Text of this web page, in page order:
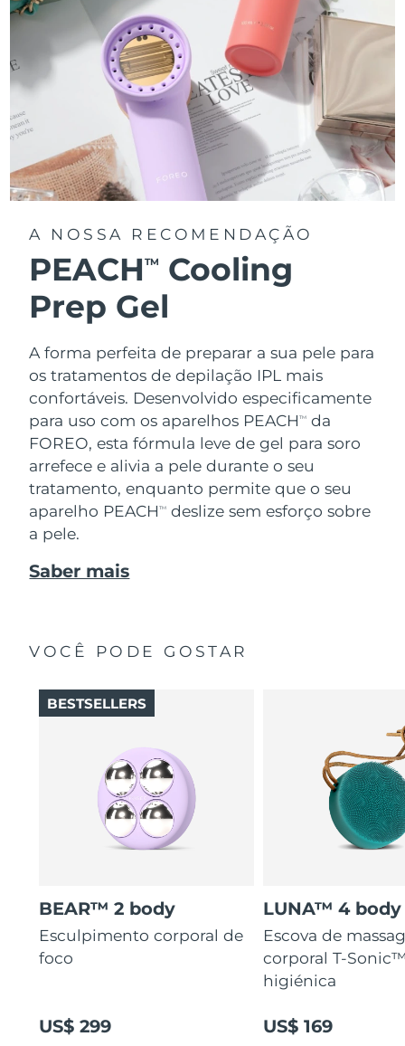
A NOSSA RECOMENDAÇÃO
PEACHTM
Cooling
Prep Gel
A forma perfeita de preparar a sua pele para
os tratamentos de depilação IPL mais
confortáveis. Desenvolvido especificamente
para uso com os aparelhos PEACHTM
da
FOREO, esta fórmula leve de gel para soro
arrefece e alivia a pele durante o seu
tratamento, enquanto permite que o seu
aparelho PEACHTM
deslize sem esforço sobre
a pele.
Saber mais
VOCÊ PODE GOSTAR
BEAR™ 2 body
Esculpimento corporal de
foco
US$ 299
BESTSELLERS
LUNA™ 4 body
Escova de
corporal T-
higiénica
US$ 169